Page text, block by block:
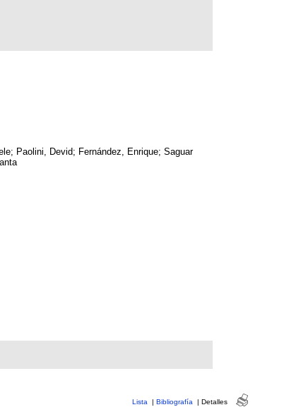
Paolini, Devid; Fernández, Enrique; Saguar
Lista | Bibliografía | Detalles